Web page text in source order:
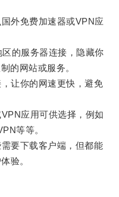
外免费加速器或VPN应
的服务器连接，隐藏你
的网站或服务。
让你的网速更快，避免
应用可供选择，例如
等等。
要下载客户端，但都能
验。